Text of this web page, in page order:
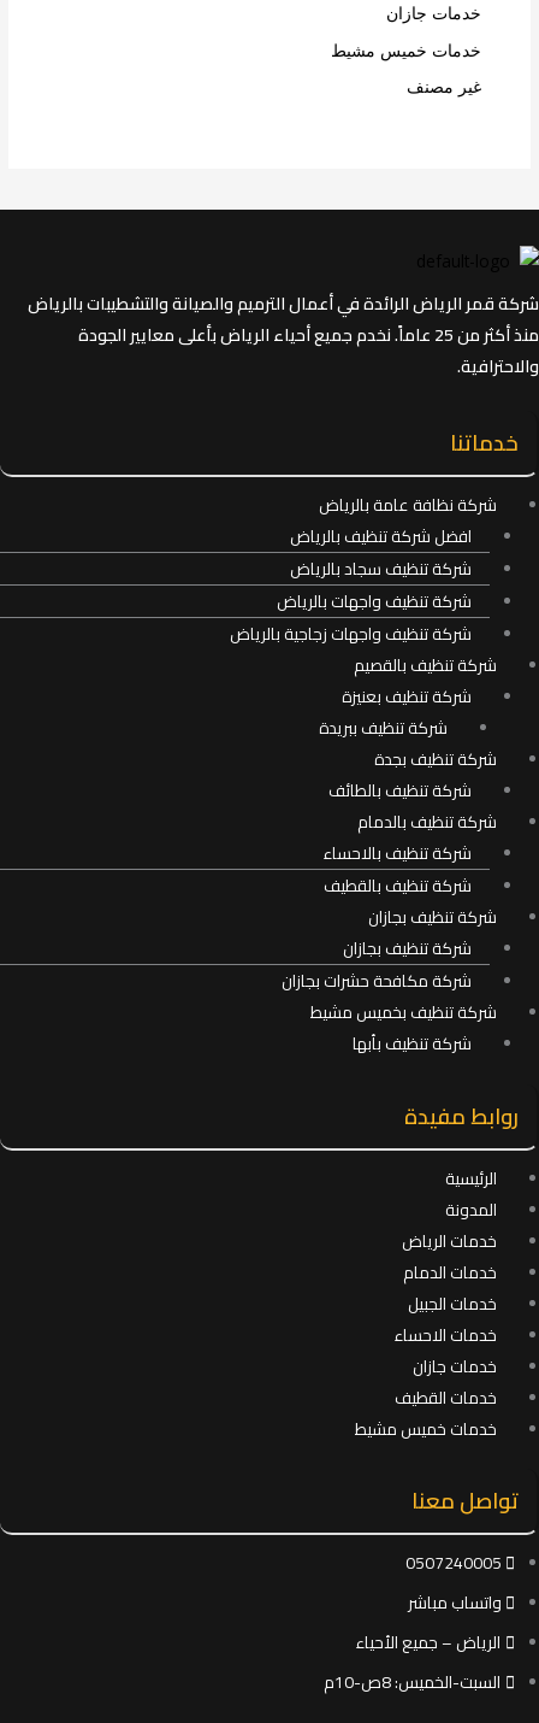
خدمات جازان
خدمات خميس مشيط
غير مصنف
شركة قمر الرياض الرائدة في أعمال الترميم والصيانة والتشطيبات بالرياض
منذ أكثر من 25 عاماً. نخدم جميع أحياء الرياض بأعلى معايير الجودة
والاحترافية.
خدماتنا
شركة نظافة عامة بالرياض
افضل شركة تنظيف بالرياض
شركة تنظيف سجاد بالرياض
شركة تنظيف واجهات بالرياض
شركة تنظيف واجهات زجاجية بالرياض
شركة تنظيف بالقصيم
شركة تنظيف بعنيزة
شركة تنظيف ببريدة
شركة تنظيف بجدة
شركة تنظيف بالطائف
شركة تنظيف بالدمام
شركة تنظيف بالاحساء
شركة تنظيف بالقطيف
شركة تنظيف بجازان
شركة تنظيف بجازان
شركة مكافحة حشرات بجازان
شركة تنظيف بخميس مشيط
شركة تنظيف بأبها
روابط مفيدة
الرئيسية
المدونة
خدمات الرياض
خدمات الدمام
خدمات الجبيل
خدمات الاحساء
خدمات جازان
خدمات القطيف
خدمات خميس مشيط
تواصل معنا
0507240005
واتساب مباشر
الرياض – جميع الأحياء
السبت-الخميس: 8ص-10م